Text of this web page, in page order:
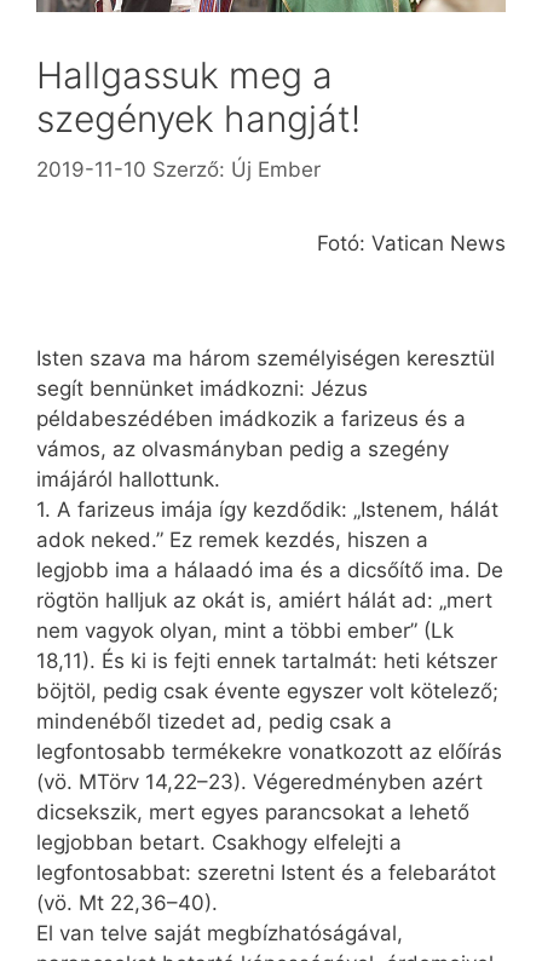
Hallgassuk meg a
szegények hangját!
2019-11-10 Szerző: Új Ember
Fotó: Vatican News
Isten szava ma három személyiségen keresztül
segít bennünket imádkozni: Jézus
példabeszédében imádkozik a farizeus és a
vámos, az olvasmányban pedig a szegény
imájáról hallottunk.
1. A farizeus imája így kezdődik: „Istenem, hálát
adok neked.” Ez remek kezdés, hiszen a
legjobb ima a hálaadó ima és a dicsőítő ima. De
rögtön halljuk az okát is, amiért hálát ad: „mert
nem vagyok olyan, mint a többi ember” (Lk
18,11). És ki is fejti ennek tartalmát: heti kétszer
böjtöl, pedig csak évente egyszer volt kötelező;
mindenéből tizedet ad, pedig csak a
legfontosabb termékekre vonatkozott az előírás
(vö. MTörv 14,22–23). Végeredményben azért
dicsekszik, mert egyes parancsokat a lehető
legjobban betart. Csakhogy elfelejti a
legfontosabbat: szeretni Istent és a felebarátot
(vö. Mt 22,36–40).
El van telve saját megbízhatóságával,